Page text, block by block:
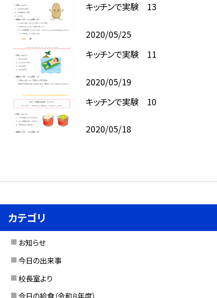
キッチンで実験 13
2020/05/25
キッチンで実験 11
2020/05/19
キッチンで実験 10
2020/05/18
カテゴリ
お知らせ
今日の出来事
校長室より
今日の給食（令和８年度）